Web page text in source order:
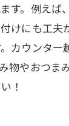
す。例え
けにも工
カウンタ
物やおつ
！